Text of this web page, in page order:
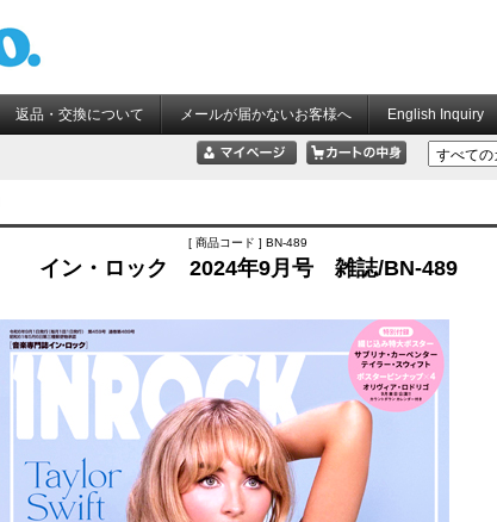
返品・交換について メールが届かないお客様へ English Inquiry
[ 商品コード ] BN-489
イン・ロック 2024年9月号 雑誌/BN-489